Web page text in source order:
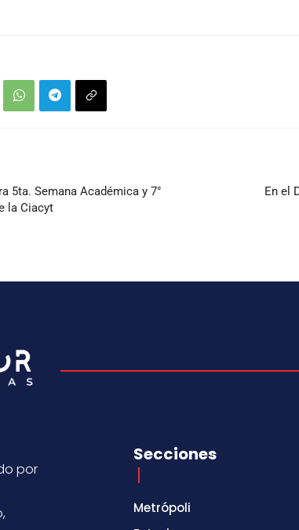
5ta. Semana Académica y 7°
la Ciacyt
En el
por
Secciones
Metrópoli